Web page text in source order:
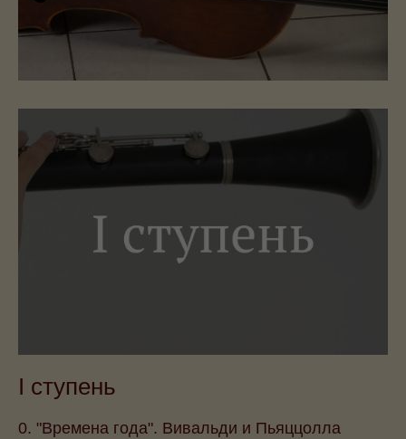
I ступень
0. "Времена года". Вивальди и Пьяццолла